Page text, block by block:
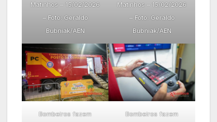
Matinhos – 15/02/2026
– Foto: Geraldo
Bubniak/AEN
Matinhos – 15/02/2026
– Foto: Geraldo
Bubniak/AEN
Bombeiros fazem
Bombeiros fazem